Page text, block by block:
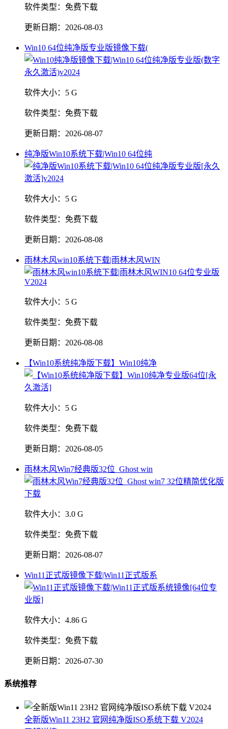
软件类型： 免费下载
更新日期： 2026-08-03
Win10 64位纯净版专业版镜像下载(
软件大小： 5 G
软件类型： 免费下载
更新日期： 2026-08-07
纯净版Win10系统下载|Win10 64位纯
软件大小： 5 G
软件类型： 免费下载
更新日期： 2026-08-08
雨林木风win10系统下载|雨林木风WIN
软件大小： 5 G
软件类型： 免费下载
更新日期： 2026-08-08
【Win10系统纯净版下载】Win10纯净
软件大小： 5 G
软件类型： 免费下载
更新日期： 2026-08-05
雨林木风Win7经典版32位_Ghost win
软件大小： 3.0 G
软件类型： 免费下载
更新日期： 2026-08-07
Win11正式版镜像下载|Win11正式版系
软件大小： 4.86 G
软件类型： 免费下载
更新日期： 2026-07-30
系统推荐
全新版Win11 23H2 官网纯净版ISO系统下载 V2024